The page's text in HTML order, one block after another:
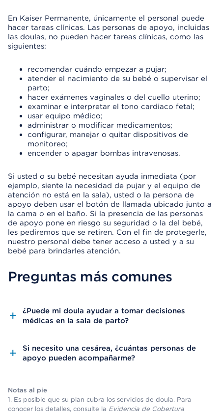
En Kaiser Permanente, únicamente el personal puede
hacer tareas clínicas. Las personas de apoyo, incluidas
las doulas, no pueden hacer tareas clínicas, como las
siguientes:
recomendar cuándo empezar a pujar;
atender el nacimiento de su bebé o supervisar el
parto;
hacer exámenes vaginales o del cuello uterino;
examinar e interpretar el tono cardiaco fetal;
usar equipo médico;
administrar o modificar medicamentos;
configurar, manejar o quitar dispositivos de
monitoreo;
encender o apagar bombas intravenosas.
Si usted o su bebé necesitan ayuda inmediata (por
ejemplo, siente la necesidad de pujar y el equipo de
atención no está en la sala), usted o la persona de
apoyo deben usar el botón de llamada ubicado junto a
la cama o en el baño. Si la presencia de las personas
de apoyo pone en riesgo su seguridad o la del bebé,
les pediremos que se retiren. Con el fin de protegerle,
nuestro personal debe tener acceso a usted y a su
bebé para brindarles atención.
Preguntas más comunes
¿Puede mi doula ayudar a tomar decisiones
médicas en la sala de parto?
Si necesito una cesárea, ¿cuántas personas de
apoyo pueden acompañarme?
Notas al pie
1. Es posible que su plan cubra los servicios de doula. Para
conocer los detalles, consulte la Evidencia de Cobertura